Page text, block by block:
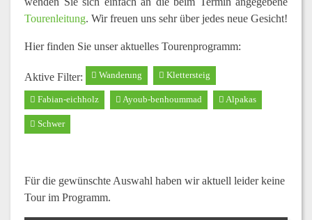
Tourenleitung. Wir freuen uns sehr über jedes neue Gesicht!
Hier finden Sie unser aktuelles Tourenprogramm:
Aktive Filter: Wanderung Klettersteig
Fabian-eichholz Ayoub-benhoummad Alpakas
Schwer
Für die gewünschte Auswahl haben wir aktuell leider keine
Tour im Programm.